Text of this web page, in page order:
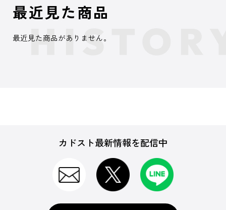
最近見た商品
最近見た商品がありません。
カドスト最新情報を配信中